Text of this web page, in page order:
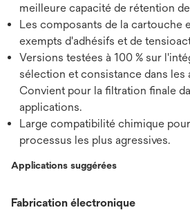
meilleure capacité de rétention
Les composants de la cartouche
exempts d'adhésifs et de
Versions testées à 100 % sur
sélection et consistance dans les
Convient pour la filtration finale
applications.
Large compatibilité chimique
processus les plus agressives.
Applications suggérées
Fabrication électronique